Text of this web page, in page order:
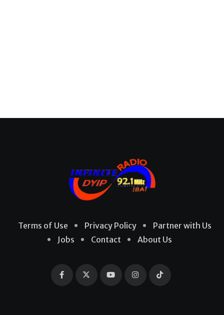
Terms of Use Privacy Policy
Partner with Us
Jobs
Contact About Us